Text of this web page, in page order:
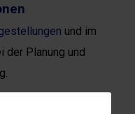
und im
der Planung und